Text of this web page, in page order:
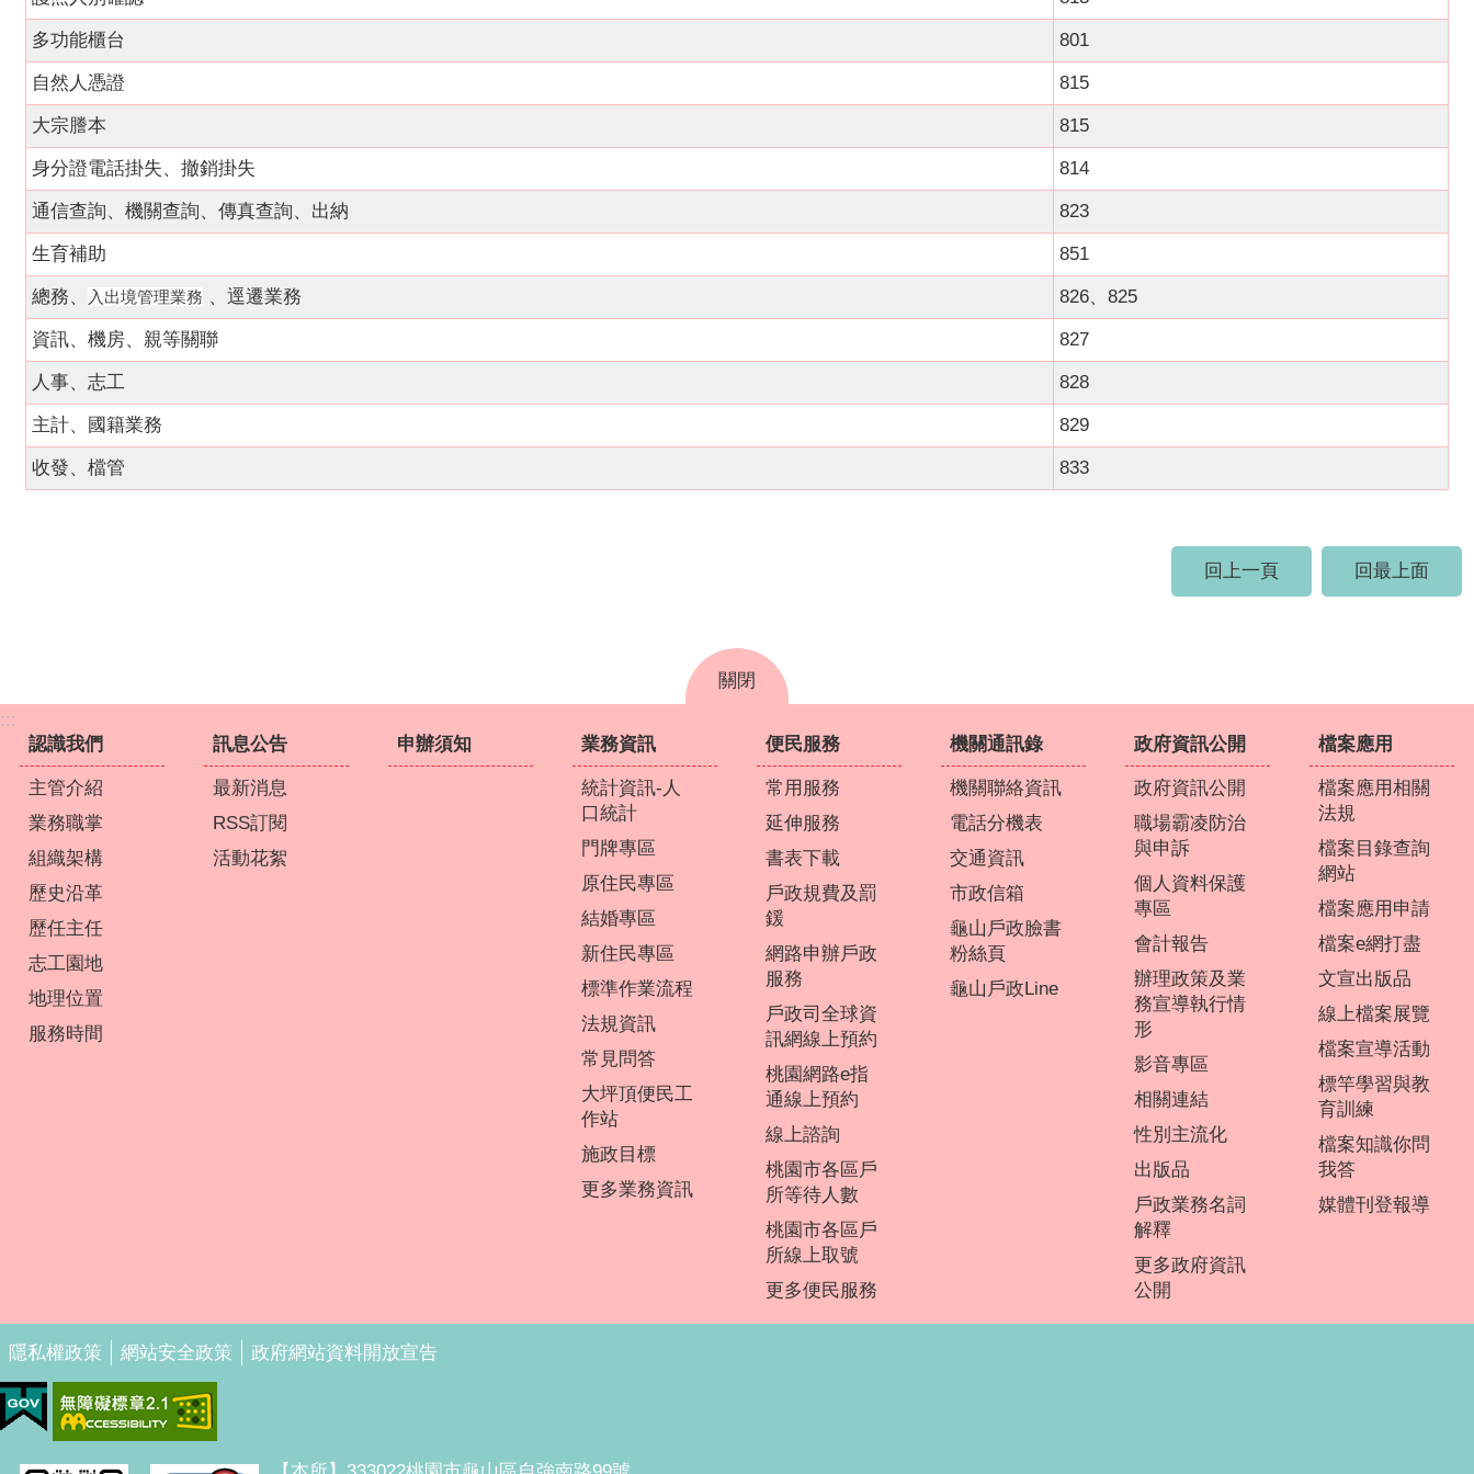
多功能櫃台 801
自然人憑證 815
大宗謄本 815
身分證電話掛失、撤銷掛失 814
通信查詢、機關查詢、傳真查詢、出納 823
生育補助 851
總務、 入出境管理業務 、逕遷業務 826、825
資訊、機房、親等關聯 827
人事、志工 828
主計、國籍業務 829
收發、檔管 833
回上一頁 回最上面
關閉
:::
認識我們
主管介紹
業務職掌
組織架構
歷史沿革
歷任主任
志工園地
地理位置
服務時間
訊息公告
最新消息
RSS訂閱
活動花絮
申辦須知 業務資訊
統計資訊-人
口統計
門牌專區
原住民專區
結婚專區
新住民專區
標準作業流程
法規資訊
常見問答
大坪頂便民工
作站
施政目標
更多業務資訊
便民服務
常用服務
延伸服務
書表下載
戶政規費及罰
鍰
網路申辦戶政
服務
戶政司全球資
訊網線上預約
桃園網路e指
通線上預約
線上諮詢
桃園市各區戶
所等待人數
桃園市各區戶
所線上取號
更多便民服務
機關通訊錄
機關聯絡資訊
電話分機表
交通資訊
市政信箱
龜山戶政臉書
粉絲頁
龜山戶政Line
政府資訊公開
政府資訊公開
職場霸凌防治
與申訴
個人資料保護
專區
會計報告
辦理政策及業
務宣導執行情
形
影音專區
相關連結
性別主流化
出版品
戶政業務名詞
解釋
更多政府資訊
公開
檔案應用
檔案應用相關
法規
檔案目錄查詢
網站
檔案應用申請
檔案e網打盡
文宣出版品
線上檔案展覽
檔案宣導活動
標竿學習與教
育訓練
檔案知識你問
我答
媒體刊登報導
隱私權政策 網站安全政策 政府網站資料開放宣告